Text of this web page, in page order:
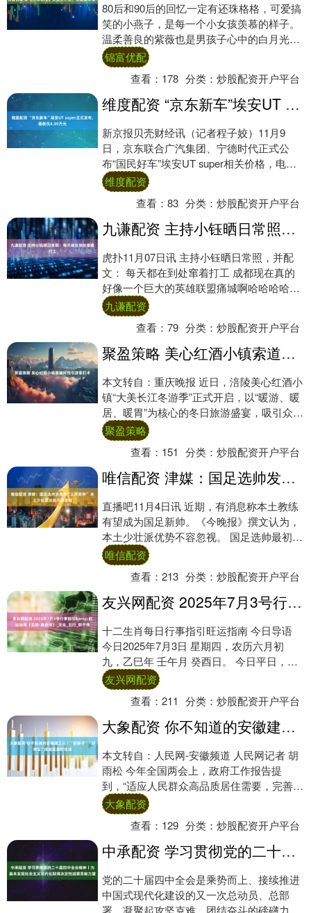
80后和90后的回忆一定有还珠格格，可爱搞
笑的小燕子，是每一个小女孩羡慕的样子。
温柔善良的紫薇也是男孩子心中的白月光
吧！那个陪伴给我们童年的电视剧在短剧热
潮下也....
锦富优配
查看： 178 分类：炒股配资开户平台
维度配资 “京东新车”埃安UT super正式发布，最低仅4.99万元
新京报贝壳财经讯（记者程子姣）11月9
日，京东联合广汽集团、宁德时代正式公
布“国民好车”埃安UT super相关价格，电池
租用购车价仅4.99万元，整车购买价为....
维度配资
查看：83 分类：炒股配资开户平台
九谦配资 主持小钰晒日常照：每天都在到处窜着打工
虎扑11月07日讯 主持小钰晒日常照，并配
文： 每天都在到处窜着打工 成都现在真的
好像一个巨大的英雄联盟痛城啊哈哈哈哈
哈！....
九谦配资
查看：79 分类：炒股配资开户平台
聚盈策略 美心红酒小镇索道环线引游客打卡
本文转自：重庆晚报 近日，涪陵美心红酒小
镇“大美长江冬游季”正式开启，以“暖游、暖
居、暖胃”为核心的冬日旅游盛宴，吸引众多
外地游客前来打卡体验，纷纷将索道环线
观....
聚盈策略
查看： 151 分类：炒股配资开户平台
唯信配资 津媒：国足选帅发展为“土洋竞争” 本土少壮派优势不容忽视
直播吧11月4日讯 近期，有消息称本土教练
有望成为国足新帅。《今晚报》撰文认为，
本土少壮派优势不容忽视。 国足选帅最初的
倾向性比较明确，那就是现阶段外籍教练比
较....
唯信配资
查看：213 分类：炒股配资开户平台
友兴网配资 2025年7月3号行事指引&旺运指南【五侯-康战斌】_文化_五行_郭千伟
十二生肖每日行事指引旺运指南 今日导语
今日2025年7月3日 星期四，农历六月初
九，乙巳年 壬午月 癸酉日。 今日平日，十
二建日平日。 财神：正南 喜神：东南....
友兴网配资
查看：211 分类：炒股配资开户平台
大象配资 你不知道的安徽建工④丨“好房子”“好物业”成就宜居好生活
本文转自：人民网-安徽频道 人民网记者 胡
雨松 今年全国两会上，政府工作报告提
到，“适应人民群众高品质居住需要，完善标
准规范，推动建设安全、舒适、绿色、智慧
的‘....
大象配资
查看： 129 分类：炒股配资开户平台
中承配资 学习贯彻党的二十届四中全会精神丨为基本实现社会主义现代化取得决定性进展贡献力量
党的二十届四中全会是乘势而上、接续推进
中国式现代化建设的又一次总动员、总部
署，凝聚起攻坚克难、团结奋斗的磅礴力